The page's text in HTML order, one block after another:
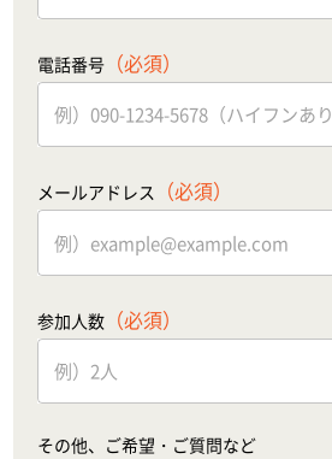
電話番号 （必須）
メールアドレス （必須）
参加人数 （必須）
その他、ご希望・ご質問など